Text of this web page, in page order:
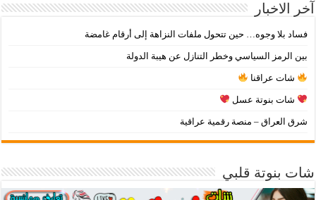
آخر الاخبار
فساد بلا وجوه… حين تتحول ملفات النزاهة إلى أرقام غامضة
بين الرمز السياسي وخطر التنازل عن هيبة الدولة
شات عراقنا
شات بنوتة عسل
شرق العراق – منصة رقمية عراقية
شات بنوتة قلبي